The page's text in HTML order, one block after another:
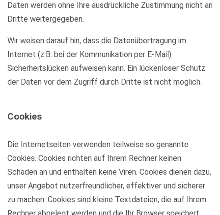
Daten werden ohne Ihre ausdrückliche Zustimmung nicht an
Dritte weitergegeben.
Wir weisen darauf hin, dass die Datenübertragung im
Internet (z.B. bei der Kommunikation per E-Mail)
Sicherheitslücken aufweisen kann. Ein lückenloser Schutz
der Daten vor dem Zugriff durch Dritte ist nicht möglich.
Cookies
Die Internetseiten verwenden teilweise so genannte
Cookies. Cookies richten auf Ihrem Rechner keinen
Schaden an und enthalten keine Viren. Cookies dienen dazu,
unser Angebot nutzerfreundlicher, effektiver und sicherer
zu machen. Cookies sind kleine Textdateien, die auf Ihrem